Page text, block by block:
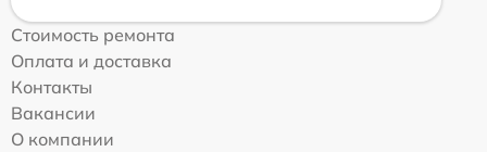
Стоимость ремонта
Оплата и доставка
Контакты
Вакансии
О компании